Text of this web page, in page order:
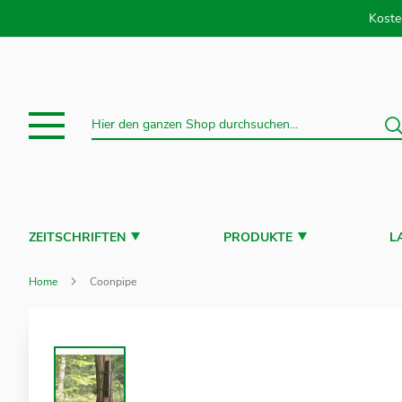
Suche
ZEITSCHRIFTEN PRODUKTE
Home Coonpipe
Ende
der
Bildergalerie